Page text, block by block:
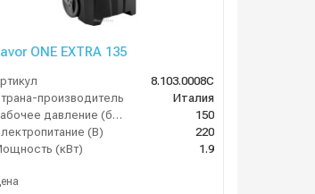
ONE EXTRA 135
8.103.0008C
производитель
Италия
Рабочее давление (бар)
150
(В)
220
(кВт)
1.9